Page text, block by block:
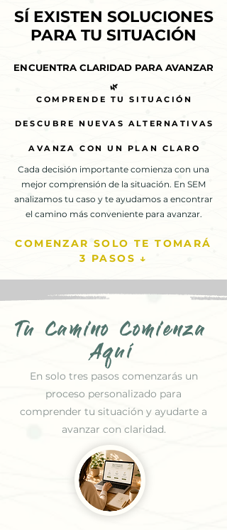
SÍ EXISTEN SOLUCIONES
PARA TU SITUACIÓN
SÍ EXISTEN SOLUCIONES
PARA TU SITUACIÓN
ENCUENTRA CLARIDAD PARA AVANZAR
ENCUENTRA CLARIDAD PARA AVANZAR
🌿
COMPRENDE TU SITUACIÓN
DESCUBRE NUEVAS ALTERNATIVAS
AVANZA CON UN PLAN CLARO
🌿
COMPRENDE TU SITUACIÓN
DESCUBRE NUEVAS ALTERNATIVAS
AVANZA CON UN PLAN CLARO
Cada decisión importante comienza con una
mejor comprensión de la situación. En SEM
analizamos tu caso y te ayudamos a encontrar
el camino más conveniente para avanzar.
COMENZAR SOLO TE TOMARÁ
3 PASOS ↓
Tu Camino Comienza
Aquí
En solo tres pasos comenzarás un
proceso personalizado para
comprender tu situación y ayudarte a
avanzar con claridad.